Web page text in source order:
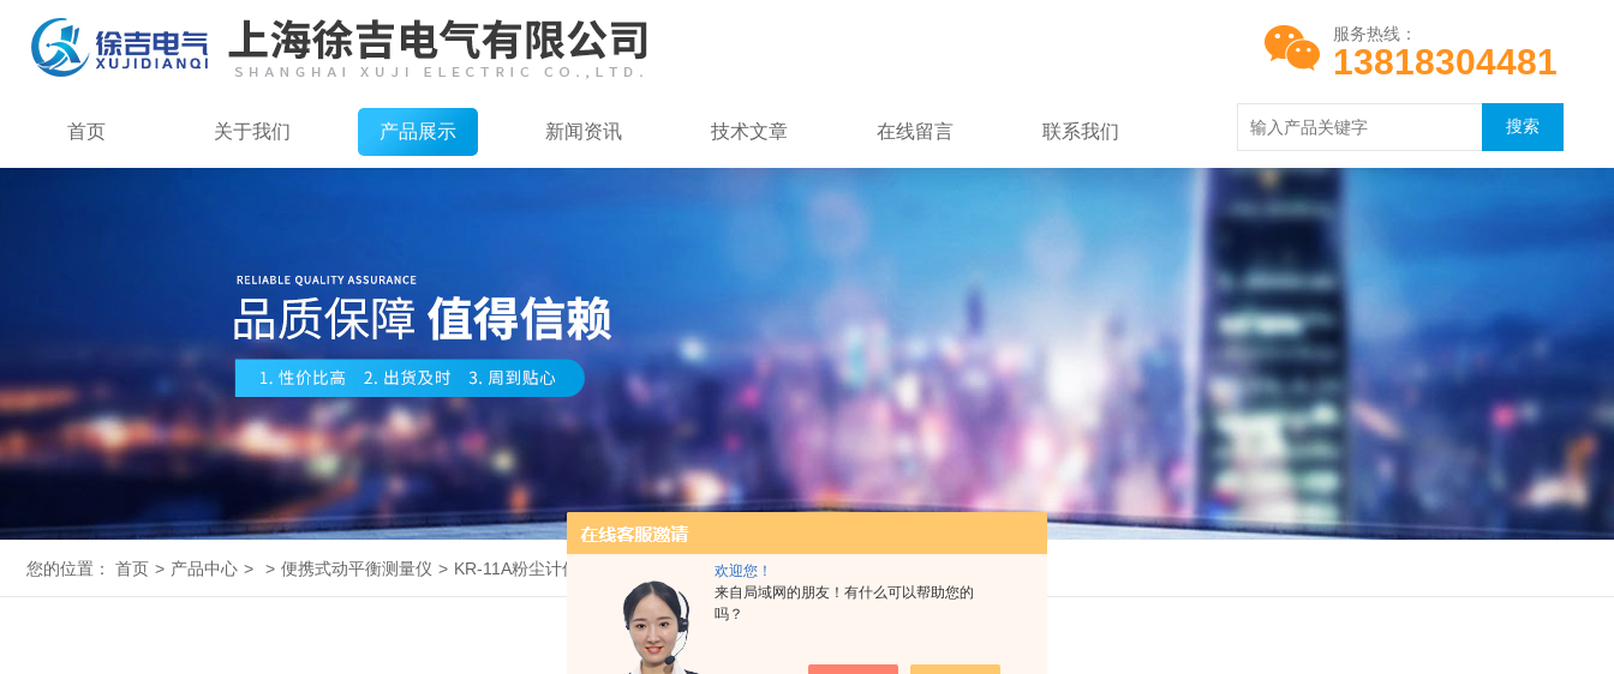
欢迎您！
来自局域网的朋友！有什么可以帮助您的
吗？
服务热线：
13818304481
首页 关于我们 产品展示 新闻资讯 技术文章 在线留言 联系我们
您的位置： 首页 > 产品中心 > > 便携式动平衡测量仪 > KR-11A粉尘计低价销售